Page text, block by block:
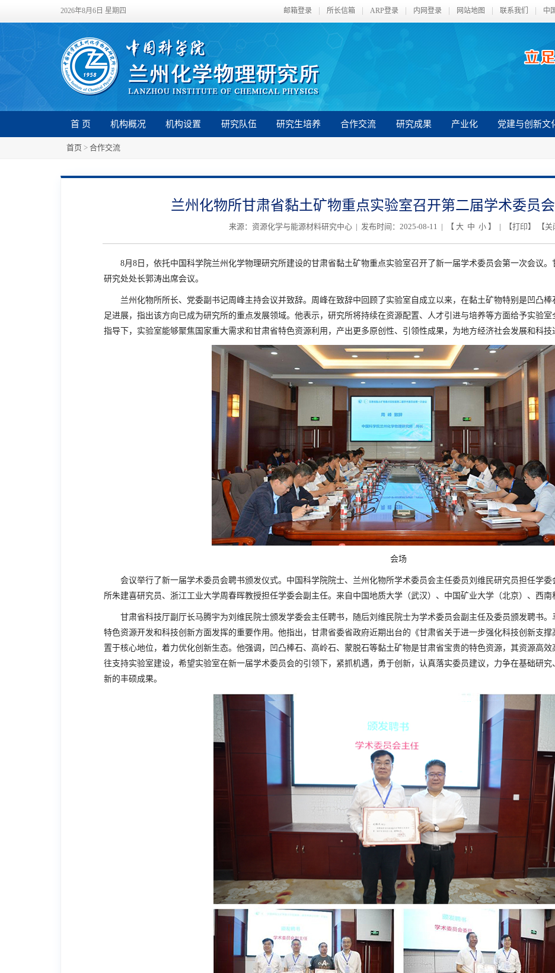
2026年8月6日 星期四 邮箱登录 所长信箱 ARP登录 内网登录 网站地图 联系我们 中
首 页 机构概况 机构设置 研究队伍 研究生培养 合作交流 研究成果 产业化 党建与创新文
首页 > 合作交流
兰州化物所甘肃省黏土矿物重点实验室召开第二届学术委员
来源：资源化学与能源材料研究中心 | 发布时间：2025-08-11 | 【 大 中 小 】 | 【打印】 【关
8月 8 日，依托中国科学院兰州化学物理研究所建设的甘肃省黏土矿物重点实验室召开了新一届学术委员会第一次会议
研究处处长郭涛出席会议。
兰州化物所所长、党委副书记周峰主持会议并致辞。周峰在致辞中回顾了实验室自成立以来，在黏土矿物特别是凹凸
足进展，指出该方向已成为研究所的重点发展领域。他表示，研究所将持续在资源配置、人才引进与培养等方面给予实验
指导下，实验室能够聚焦国家重大需求和甘肃省特色资源利用，产出更多原创性、引领性成果，为地方经济社会发展和科技
会场
会议举行了新一届学术委员会聘书颁发仪式。中国科学院院士、兰州化物所学术委员会主任委员刘维民研究员担任学
所朱建喜研究员、浙江工业大学周春晖教授担任学委会副主任。来自中国地质大学（武汉）、中国矿业大学（北京）、西南
甘肃省科技厅副厅长马腾宇为刘维民院士颁发学委会主任聘书，随后刘维民院士为学术委员会副主任及委员颁发聘书
特色资源开发和科技创新方面发挥的重要作用。他指出，甘肃省委省政府近期出台的《甘肃省关于进一步强化科技创新支
置于核心地位，着力优化创新生态。他强调，凹凸棒石、高岭石、蒙脱石等黏土矿物是甘肃省宝贵的特色资源，其资源高
往支持实验室建设，希望实验室在新一届学术委员会的引领下，紧抓机遇，勇于创新，认真落实委员建议，力争在基础研
新的丰硕成果。